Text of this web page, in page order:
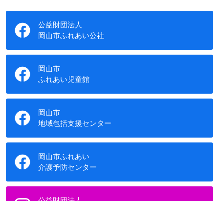
公益財団法人
岡山市ふれあい公社
岡山市
ふれあい児童館
岡山市
地域包括支援センター
岡山市ふれあい
介護予防センター